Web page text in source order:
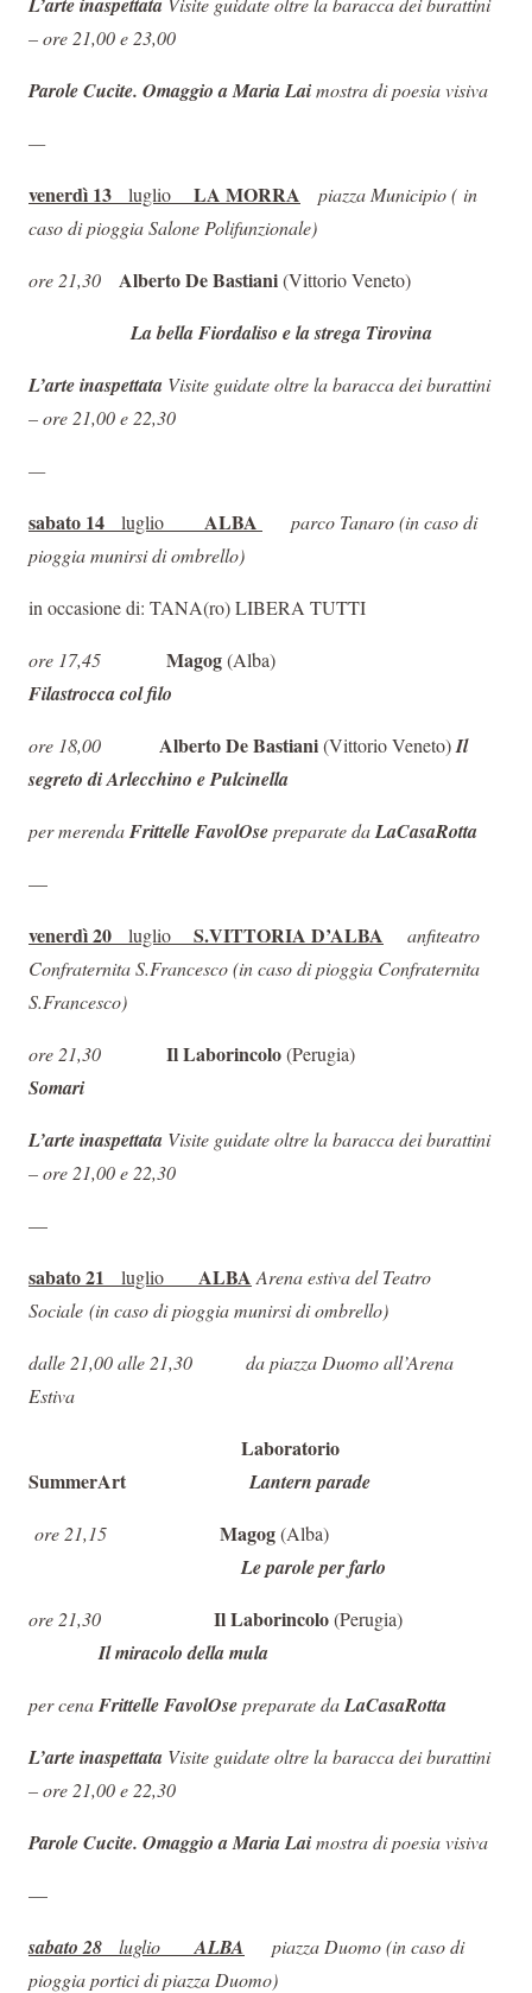
– ore 21,00 e 23,00
Parole Cucite. Omaggio a Maria Laimostra di poesia visiva
—
venerdì 13 luglio LA MORRA piazza Municipio ( in
caso di pioggia Salone Polifunzionale)
ore 21,30 Alberto De Bastiani(Vittorio Veneto)
La bella Fiordaliso e la strega Tirovina
L’arte inaspettata Visite guidate oltre la baracca dei burattini
– ore 21,00 e 22,30
—
sabato 14 luglio ALBA parco Tanaro (in caso di
pioggia munirsi di ombrello)
in occasione di: TANA(ro) LIBERA TUTTI
ore 17,45 Magog(Alba)
Filastrocca col filo
ore 18,00 Alberto De Bastiani(Vittorio Veneto)Il
segreto di Arlecchino e Pulcinella
per merendaFrittelle FavolOsepreparate daLaCasaRotta
—
venerdì 20 luglio S.VITTORIA D’ALBA
anfiteatro
Confraternita S.Francesco (in caso di pioggia Confraternita
S.Francesco)
ore 21,30 Il Laborincolo(Perugia)
Somari
L’arte inaspettata Visite guidate oltre la baracca dei burattini
– ore 21,00 e 22,30
—
sabato 21 luglio ALBA Arena estiva del Teatro
Sociale (in caso di pioggia munirsi di ombrello)
dalle 21,00 alle 21,30
da piazza Duomo all’Arena
Estiva
Laboratorio
SummerArtLantern parade
ore 21,15 Magog(Alba)
Le parole per farlo
ore 21,30 Il Laborincolo(Perugia)
Il miracolo della mula
per cenaFrittelle FavolOsepreparate daLaCasaRotta
L’arte inaspettata Visite guidate oltre la baracca dei burattini
– ore 21,00 e 22,30
Parole Cucite. Omaggio a Maria Laimostra di poesia visiva
—
sabato 28 luglio ALBA piazza Duomo (in caso di
pioggia portici di piazza Duomo)